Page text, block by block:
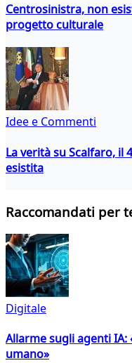
Centrosinistra, non
progetto culturale
Idee e Commenti
La verità su Scalfaro, il
esistita
Raccomandati per
Digitale
Allarme sugli agenti
umano»